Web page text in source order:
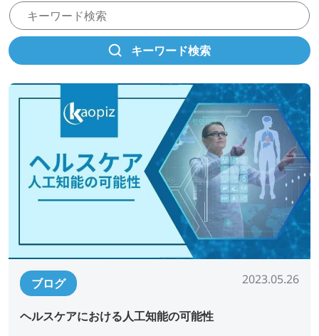
キーワード検索
ブログ 2023.05.26
ヘルスケアにおける人工知能の可能性